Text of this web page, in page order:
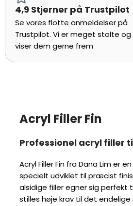
4,9 Stjerner på Trustpilot
Se vores flotte anmeldelser på
Vi er meget stolte og viser dem gerne
frem
Acryl Filler Fin
Professionel acryl filler til
Acryl Filler Fin fra Dana Lim er en
til præcist finisharbejde på
mindre udfyldninger og
Produktet leveres i en praktisk 250